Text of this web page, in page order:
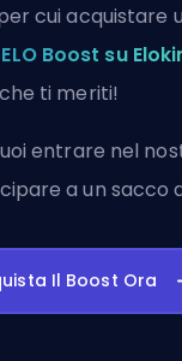
cui acquistare
Boost su
ti meriti!
entrare nel
a un sacco
Il Boost Ora